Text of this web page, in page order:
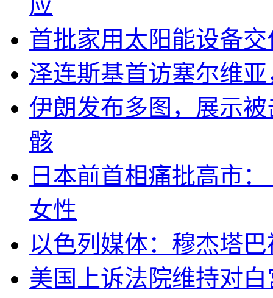
首批家用太阳能设备
泽连斯基首访塞尔维
伊朗发布多图，展示
骸
日本前首相痛批高市
女性
以色列媒体：穆杰塔
美国上诉法院维持对